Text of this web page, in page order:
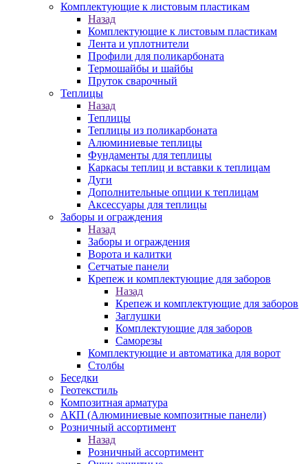
Комплектующие к листовым пластикам
Назад
Комплектующие к листовым пластикам
Лента и уплотнители
Профили для поликарбоната
Термошайбы и шайбы
Пруток сварочный
Теплицы
Назад
Теплицы
Теплицы из поликарбоната
Алюминиевые теплицы
Фундаменты для теплицы
Каркасы теплиц и вставки к теплицам
Дуги
Дополнительные опции к теплицам
Аксессуары для теплицы
Заборы и ограждения
Назад
Заборы и ограждения
Ворота и калитки
Сетчатые панели
Крепеж и комплектующие для заборов
Назад
Крепеж и комплектующие для заборов
Заглушки
Комплектующие для заборов
Саморезы
Комплектующие и автоматика для ворот
Столбы
Беседки
Геотекстиль
Композитная арматура
АКП (Алюминиевые композитные панели)
Розничный ассортимент
Назад
Розничный ассортимент